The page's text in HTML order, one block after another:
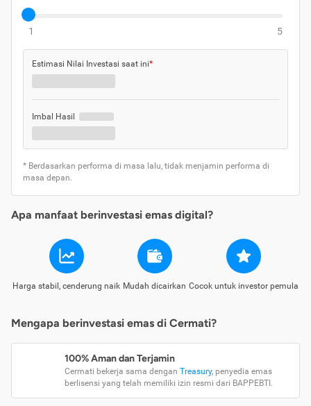
1 5
Estimasi Nilai Investasi saat ini*
Imbal Hasil
* Berdasarkan performa di masa lalu, tidak menjamin performa di
masa depan.
Apa manfaat berinvestasi emas digital?
Harga stabil, cenderung naik Mudah dicairkan Cocok untuk investor pemula
Mengapa berinvestasi emas di Cermati?
100% Aman dan Terjamin
Cermati bekerja sama dengan Treasury, penyedia emas
berlisensi yang telah memiliki izin resmi dari BAPPEBTI.